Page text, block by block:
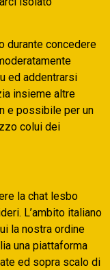
durante concedere
ed addentrarsi
insieme altre
e possibile per un
colui dei
la chat lesbo
L’ambito italiano
la nostra ordine
una piattaforma
ed sopra scalo di